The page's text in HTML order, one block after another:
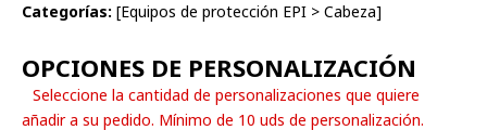
Categorías: [Equipos de protección EPI > Cabeza]
OPCIONES DE PERSONALIZACIÓN
Seleccione la cantidad de personalizaciones que quiere
añadir a su pedido. Mínimo de 10 uds de personalización.